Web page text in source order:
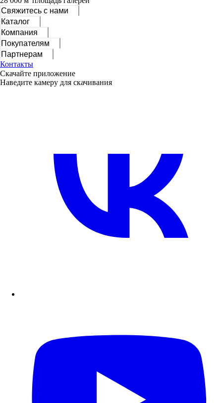
Свяжитесь с нами
Каталог
Компания
Покупателям
Партнерам
Контакты
Скачайте приложение
Наведите камеру для скачивания